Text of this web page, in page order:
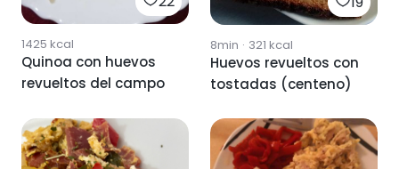
1425 kcal
Quinoa con huevos
revueltos del campo
8min · 321 kcal
Huevos revueltos con
tostadas (centeno)